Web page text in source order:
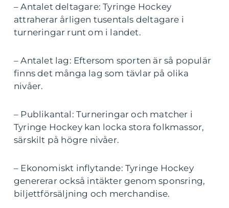
– Antalet deltagare: Tyringe Hockey
attraherar årligen tusentals deltagare i
turneringar runt om i landet.
– Antalet lag: Eftersom sporten är så populär
finns det många lag som tävlar på olika
nivåer.
– Publikantal: Turneringar och matcher i
Tyringe Hockey kan locka stora folkmassor,
särskilt på högre nivåer.
– Ekonomiskt inflytande: Tyringe Hockey
genererar också intäkter genom sponsring,
biljettförsäljning och merchandise.